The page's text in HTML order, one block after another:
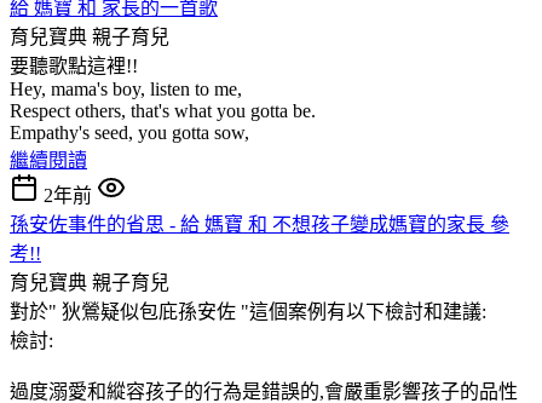
給 媽寶 和 家長的一首歌
育兒寶典 親子育兒
要聽歌點這裡!!
Hey, mama's boy, listen to me,
Respect others, that's what you gotta be.
Empathy's seed, you gotta sow,
繼續閱讀
2年前
孫安佐事件的省思 - 給 媽寶 和 不想孩子變成媽寶的家長 參
考!!
育兒寶典 親子育兒
對於" 狄鶯疑似包庇孫安佐 "這個案例有以下檢討和建議:
檢討:
過度溺愛和縱容孩子的行為是錯誤的,會嚴重影響孩子的品性